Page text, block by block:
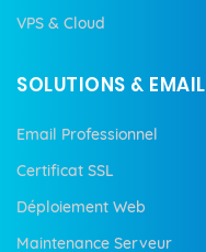
VPS & Cloud
SOLUTIONS & EMAIL
Email Professionnel
Certificat SSL
Déploiement Web
Maintenance Serveur